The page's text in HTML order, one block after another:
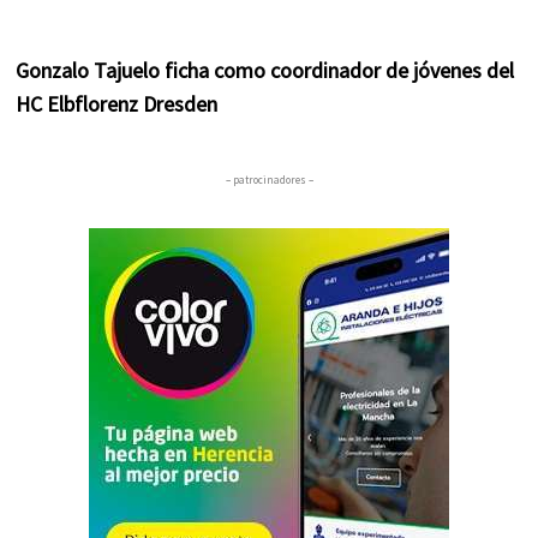
Gonzalo Tajuelo ficha como coordinador de jóvenes del
HC Elbflorenz Dresden
– patrocinadores –